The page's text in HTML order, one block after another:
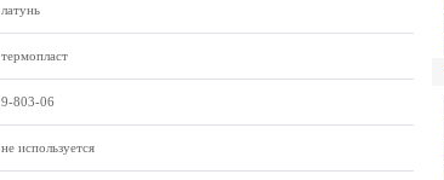
латунь
термопласт
9-803-06
не используется